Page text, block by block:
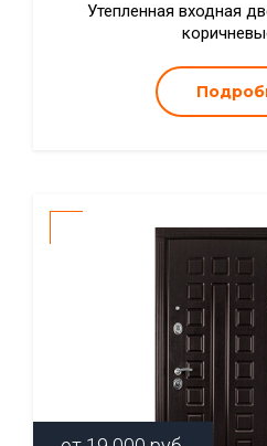
Утепленная входная